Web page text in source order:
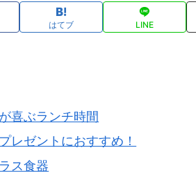
はてブ LINE
喜ぶランチ時間
レゼントにおすすめ！
ス食器